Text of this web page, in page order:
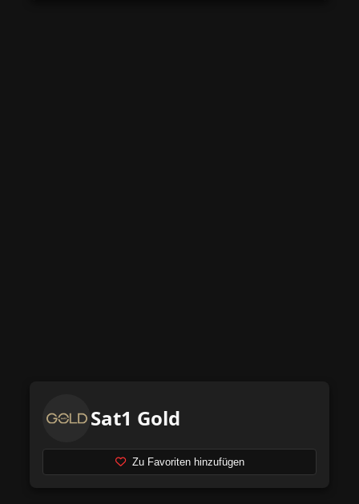
Sat1 Gold
Zu Favoriten hinzufügen